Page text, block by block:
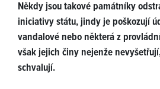
Někdy jsou takové památníky
iniciativy státu, jindy je poškozují
vandalové nebo některá z
však jejich činy nejenže
schvalují.